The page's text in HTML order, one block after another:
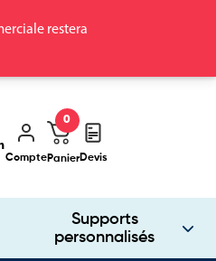
restera
Supports
personnalisés
ComptePanier
0
Devis